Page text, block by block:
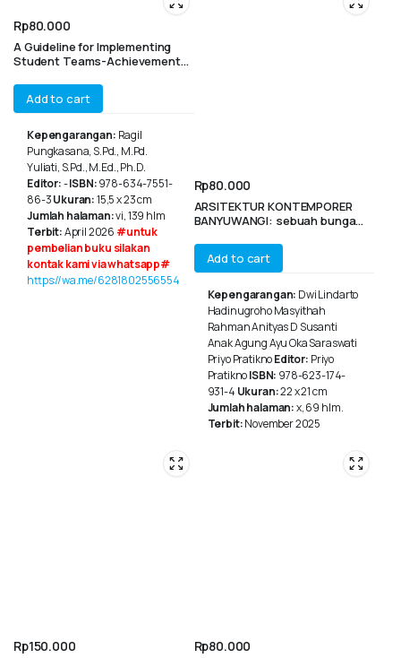
Rp80.000
A Guideline for Implementing
Student Teams-Achievement
Interactive Speaking Learning
Add to cart
Kepengarangan: Ragil
Pungkasana, S.Pd., M.Pd.
Yuliati, S.Pd., M.Ed., Ph.D.
Editor:-ISBN:978-634-7551-
86-3Ukuran:15,5 x 23 cm
Jumlah halaman:vi, 139 hlm
Terbit:April 2026 #untuk
pembelian buku silakan
kontak kami via whatsapp#
https://wa.me/6281802556554
Rp80.000
ARSITEKTUR KONTEMPORER
BANYUWANGI: sebuah bunga
Add to cart
Kepengarangan: Dwi Lindarto
Hadinugroho Masyithah
Rahman Anityas D Susanti
Anak Agung Ayu Oka Saraswati
Priyo PratiknoEditor: Priyo
PratiknoISBN: 978-623-174-
931-4 Ukuran:22 x 21 cm
Jumlah halaman:x, 69 hlm.
Terbit:November 2025
Rp150.000 Rp80.000